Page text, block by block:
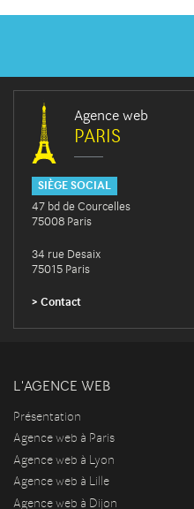
Agence web
PARIS
SIÈGE SOCIAL
47 bd de Courcelles
75008 Paris
34 rue Desaix
75015 Paris
Contact
L'AGENCE WEB
Présentation
Agence web à Paris
Agence web à Lyon
Agence web à Lille
Agence web à Dijon